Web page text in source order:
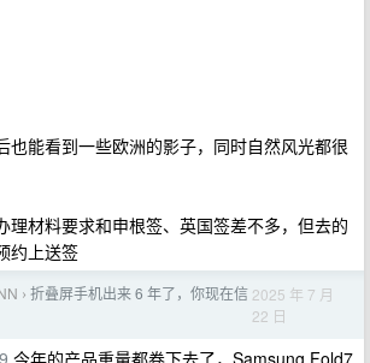
也能看到一些欧洲的影子，同时自然风光都很
理材料要求和申根签、英国签差不多，但去的
约上送签
› 折叠屏手机出来 6 年了，你现在信 2025 年 7 月
22 日
今年的产品重量都卷下去了，Samsung Fold7